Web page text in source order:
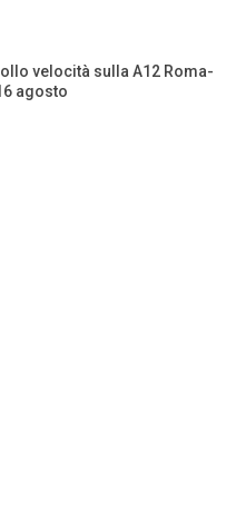
velocità sulla A12 Roma-
agosto